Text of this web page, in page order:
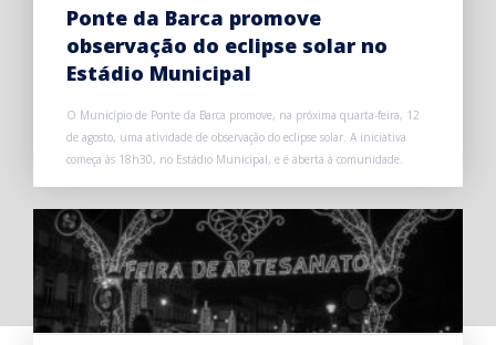
Ponte da Barca promove
observação do eclipse solar no
Estádio Municipal
O Município de Ponte da Barca promove, na próxima quarta-feira, 12
de agosto, uma atividade de observação do eclipse solar. A iniciativa
começa às 18h30, no Estádio Municipal, e é aberta à comunidade.